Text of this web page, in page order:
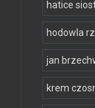
hatice
hodowla
jan
krem